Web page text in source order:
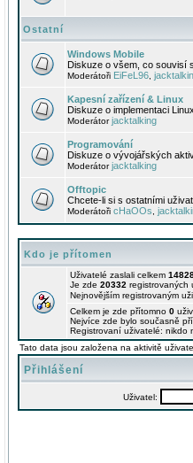
Ostatní
Windows Mobile
Diskuze o všem, co souvisí
Moderátoři EiFeL96
Kapesní zařízení & Linux
Diskuze o implementaci
Moderátorjacktalking
Programování
Diskuze o vývojářských
Moderátorjacktalking
Offtopic
Chcete-li si s ostatními
Moderátoři cHaOOs
Kdo je přítomen
Uživatelé zaslali celkem
Je zde 20332 registrovaných
Nejnovějším registrovaným
Celkem je zde přítomno 0
Nejvíce zde bylo současně
Registrovaní uživatelé: nikdo
Tato data jsou založena na aktivitě
Přihlášení
Uživatel: